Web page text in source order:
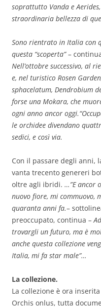
soprattutto Vanda e
straordinaria bellezza di
Sono rientrato in Italia con
questa “scoperta”–
Nell’ottobre successivo, al
e, nel turistico Rosen
sphacelatum, Dendrobium
forse una Mokara, che
ogni anno ancor
le orchidee divendano
sedici, e così via.
Con il passare degli anni,
vanta trecento genereri
oltre agli ibridi. …”E ancor
nuovo fiore, mi commuovo,
quaranta anni fa.–
preoccupato, continua –
trovargli un futuro, ma è
anche questa collezione
Italia, mi fa star male”…
La collezione.
La collezione è ora
Orchis onlus, tutta